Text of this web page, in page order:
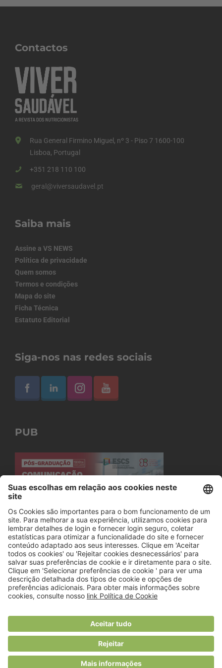
Contactos
Rua General Firmino Miguel, nº 3 - Piso 7 1600-100
Lisboa, Portugal
+351 218 110 100
geral@viversaudavel.pt
Saiba mais
Assine a VS NEWS
Política de privacidade
Quem somos
Termos e condições
Mapa do site
Ficha Técnica
Estatuto Editorial
Siga-nos nas redes sociais
PUB
© 2018 Viver Saudável
O portal dos profissionais de nutrição